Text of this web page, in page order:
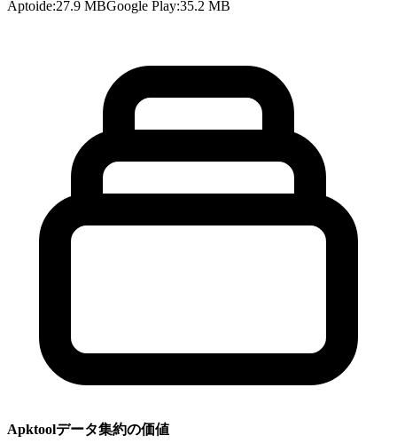
Aptoide:27.9 MBGoogle Play:35.2 MB
Apktoolデータ集約の価値